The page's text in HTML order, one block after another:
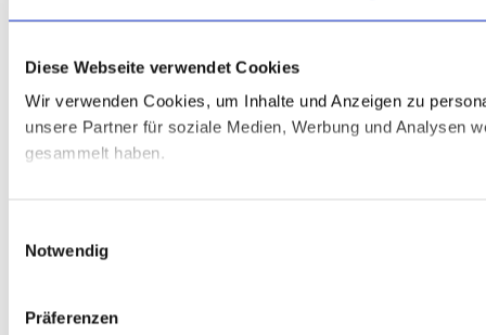
Diese Webseite verwendet Cookies
Wir verwenden Cookies, um Inhalte und Anzeigen zu
unsere Partner für soziale Medien, Werbung und Analysen
gesammelt haben.
Notwendig
Präferenzen